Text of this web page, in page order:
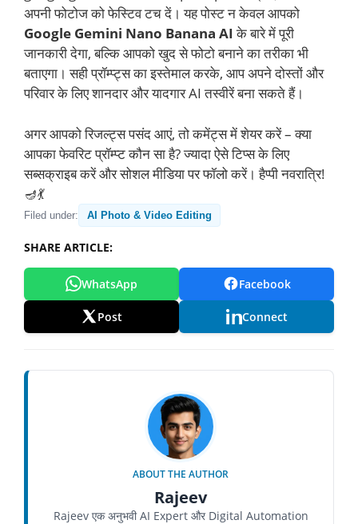
अपनी फोटोज को फेस्टिव टच दें। यह पोस्ट न केवल आपको
Google Gemini Nano Banana AI के बारे में पूरी
जानकारी देगा, बल्कि आपको खुद से फोटो बनाने का तरीका भी
बताएगा। सही प्रॉम्प्ट्स का इस्तेमाल करके, आप अपने दोस्तों और
परिवार के लिए शानदार और यादगार AI तस्वीरें बना सकते हैं।
अगर आपको रिजल्ट्स पसंद आएं, तो कमेंट्स में शेयर करें – क्या
आपका फेवरिट प्रॉम्प्ट कौन सा है? ज्यादा ऐसे टिप्स के लिए
सब्सक्राइब करें और सोशल मीडिया पर फॉलो करें। हैप्पी नवरात्रि!
🪔💃
Filed under: AI Photo & Video Editing
SHARE ARTICLE:
WhatsApp Facebook
Post Connect
ABOUT THE AUTHOR
Rajeev
Rajeev एक अनुभवी AI Expert और Digital Automation